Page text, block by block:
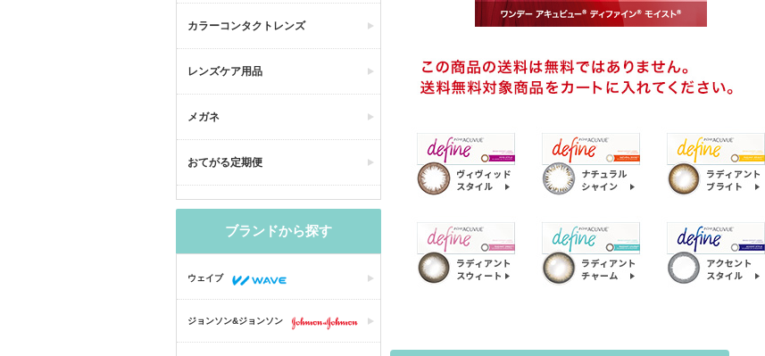
カラーコンタクトレンズ
レンズケア用品
メガネ
おてがる定期便
ブランドから探す
ウェイブ
ジョンソン&ジョンソン